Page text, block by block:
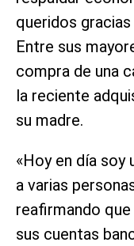
queridos
Entre sus
compra de una
la reciente
su madre.
«Hoy en día soy
a varias
reafirmando
sus cuentas